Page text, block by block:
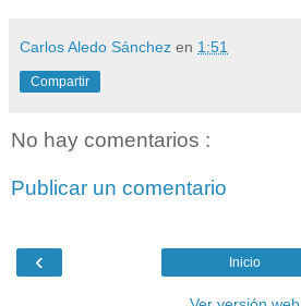
Carlos Aledo Sánchez en 1:51
Compartir
No hay comentarios :
Publicar un comentario
‹ Inicio